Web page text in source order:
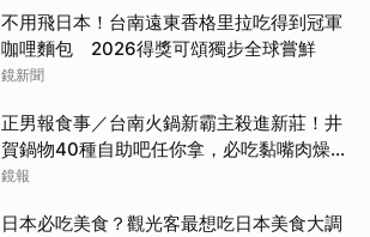
不用飛日本！台南遠東香格里拉吃得到冠軍
咖哩麵包 2026得獎可頌獨步全球嘗鮮
鏡新聞
正男報食事／台南火鍋新霸主殺進新莊！井
賀鍋物40種自助吧任你拿，必吃黏嘴肉燥
飯、現做棉花糖
鏡報
日本必吃美食？觀光客最想吃日本美食大調